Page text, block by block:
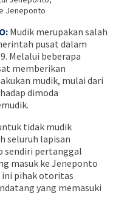
Mudik merupakan salah
pusat dalam
Melalui beberapa
memberikan
mudik, mulai dari
dimoda
tidak mudik
seluruh lapisan
sendiri pertanggal
masuk ke Jeneponto
ini pihak otoritas
yang memasuki